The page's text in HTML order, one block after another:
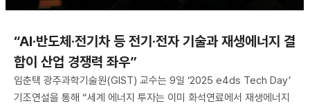
“AI·반도체·전기차 등 전기·전자 기술과 재생에너지 결
합이 산업 경쟁력 좌우”
임춘택 광주과학기술원(GIST) 교수는 9일 ‘2025 e4ds Tech Day’
기조연설을 통해 “세계 에너지 투자는 이미 화석연료에서 재생에너지